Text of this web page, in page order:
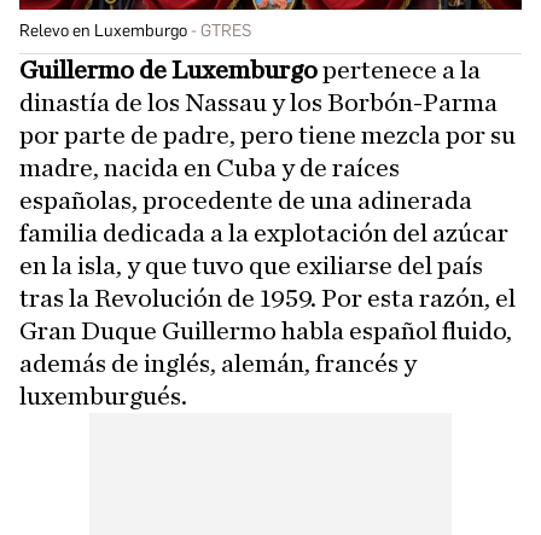
Relevo en Luxemburgo GTRES
Guillermo de Luxemburgopertenece a la
dinastía de los Nassau y los Borbón-Parma
por parte de padre, pero tiene mezcla por su
madre, nacida en Cuba y de raíces
españolas, procedente de una adinerada
familia dedicada a la explotación del azúcar
en la isla, y que tuvo que exiliarse del país
tras la Revolución de 1959. Por esta razón, el
Gran Duque Guillermo habla español fluido,
además de inglés, alemán, francés y
luxemburgués.